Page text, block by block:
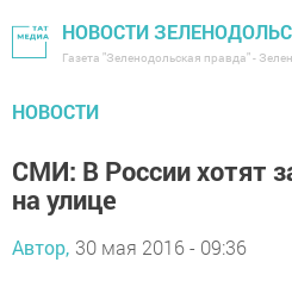
НОВОСТИ
Газета "Зеленодольская правда" -
НОВОСТИ
СМИ: В России хотят
на улице
Автор, 30 мая 2016 - 09:36